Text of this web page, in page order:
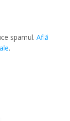
spamul.Află
.